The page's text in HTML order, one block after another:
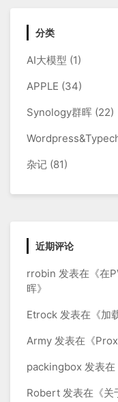
分类
AI大模型 (1)
APPLE (34)
Synology群晖 (22)
杂记 (81)
近期评论
rrobin 发表在《在
晖》
Etrock 发表在《加
Army 发表在《
packingbox 发表在
Robert 发表在《关